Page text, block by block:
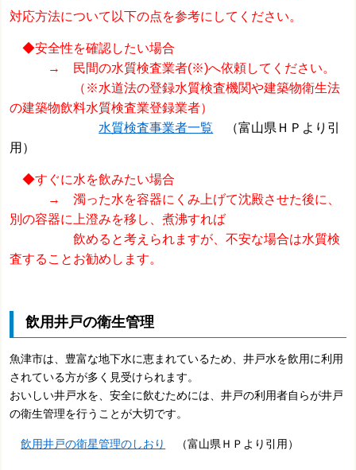
対応方法について以下の点を参考にしてください。
◆安全性を確認したい場合
→ 民間の水質検査業者(※)へ依頼してください。
（※水道法の登録水質検査機関や建築物衛生法
の建築物飲料水質検査業登録業者）
水質検査事業者一覧
（富山県ＨＰより引
用）
◆すぐに水を飲みたい場合
→ 濁った水を容器にくみ上げて沈殿させた後に、
別の容器に上澄みを移し、煮沸すれば
飲めると考えられますが、不安な場合は水質検
査することお勧めします。
飲用井戸の衛生管理
魚津市は、豊富な地下水に恵まれているため、井戸水を飲用に利用
されている方が多く見受けられます。
おいしい井戸水を、安全に飲むためには、井戸の利用者自らが井戸
の衛生管理を行うことが大切です。
飲用井戸の衛星管理のしおり （富山県ＨＰより引用）